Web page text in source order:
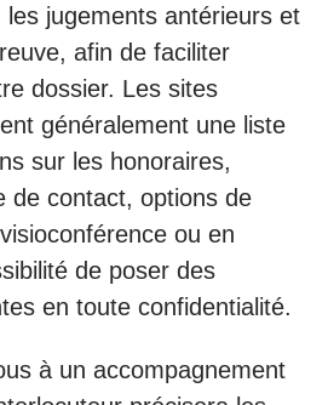
les jugements antérieurs et
afin de faciliter
dossier. Les sites
généralement une liste
sur les honoraires,
de contact, options de
ou en
de poser des
en toute confidentialité.
à un accompagnement